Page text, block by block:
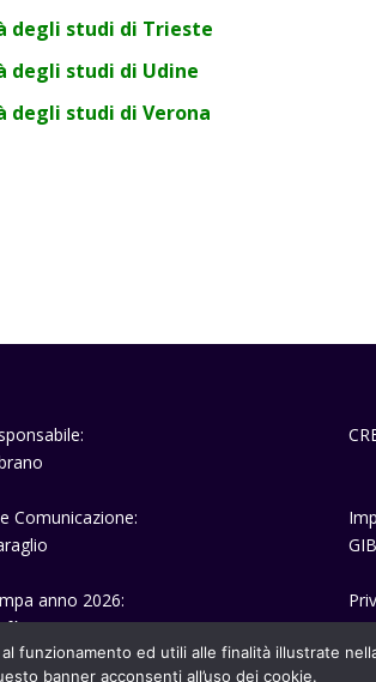
degli studi di Trieste
degli studi di Udine
degli studi di Verona
Comunicazione:
anno 2026:
ed utili alle finalità illustrate
banner acconsenti all’uso dei cookie.